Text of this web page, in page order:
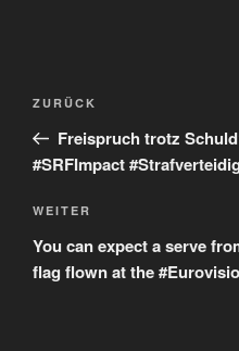
Beitragsnavigation
Vorheriger
Beitrag
ZURÜCK
Freispruch trotz
#SRFImpact
Nächster
Beitrag
WEITER
You can expect a serve
flag flown at the